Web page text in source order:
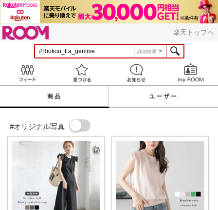
楽天トップへ
詳細検索
見つける お知らせ
商品 ユーザー
#オリジナル写真